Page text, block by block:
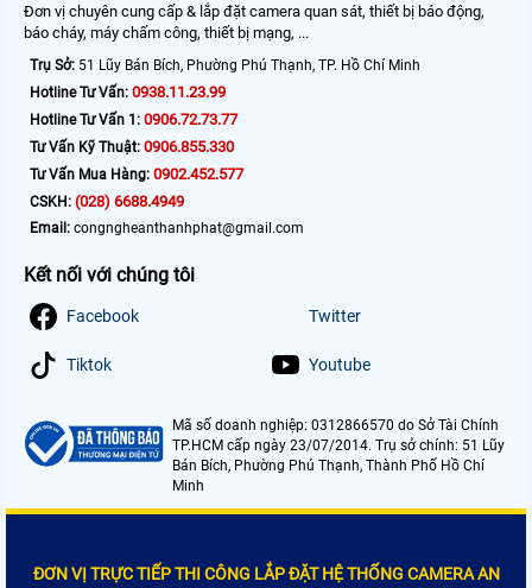
Đơn vị chuyên cung cấp & lắp đặt camera quan sát, thiết bị báo động,
báo cháy, máy chấm công, thiết bị mạng, ...
Trụ Sở: 51 Lũy Bán Bích, Phường Phú Thạnh, TP. Hồ Chí Minh
Hotline Tư Vấn: 0938.11.23.99
Hotline Tư Vấn 1: 0906.72.73.77
Tư Vấn Kỹ Thuật: 0906.855.330
Tư Vấn Mua Hàng: 0902.452.577
CSKH: (028) 6688.4949
Email: congngheanthanhphat@gmail.com
Kết nối với chúng tôi
Facebook Twitter
Tiktok Youtube
Mã số doanh nghiệp: 0312866570 do Sở Tài Chính
TP.HCM cấp ngày 23/07/2014. Trụ sở chính: 51 Lũy
Bán Bích, Phường Phú Thạnh, Thành Phố Hồ Chí
Minh
ĐƠN VỊ TRỰC TIẾP THI CÔNG LẮP ĐẶT HỆ THỐNG CAMERA AN